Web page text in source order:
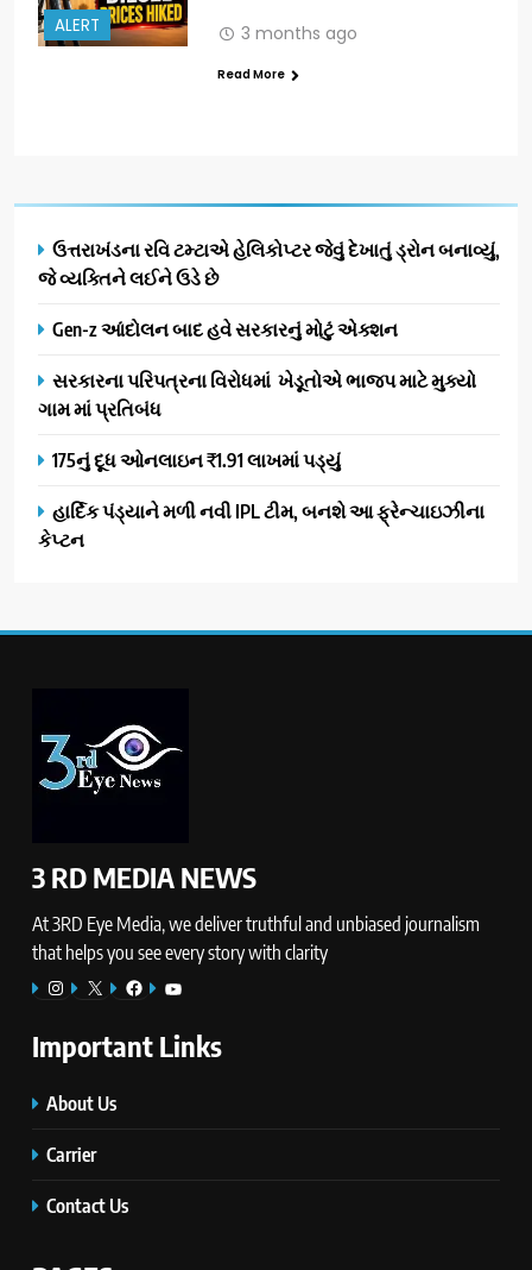
ALERT 3 months ago
Read More
ઉત્તરાખંડના રવિ ટમ્ટાએ હેલિકોપ્ટર જેવું દેખાતું ડ્રોન બનાવ્યું,
જે વ્યક્તિને લઈને ઉડે છે
Gen-z આંદોલન બાદ હવે સરકારનું મોટું એક્શન
સરકારના પરિપત્રના વિરોધમાં ખેડૂતોએ ભાજપ માટે મુક્યો
ગામ માં પ્રતિબંધ
175નું દૂધ ઓનલાઇન ₹1.91 લાખમાં પડ્યું
હાર્દિક પંડ્યાને મળી નવી IPL ટીમ, બનશે આ ફ્રેન્ચાઇઝીના
કેપ્ટન
3 RD MEDIA NEWS
At 3RD Eye Media, we deliver truthful and unbiased journalism
that helps you see every story with clarity
Instagram
X Facebook
YouTube
Important Links
About Us
Carrier
Contact Us